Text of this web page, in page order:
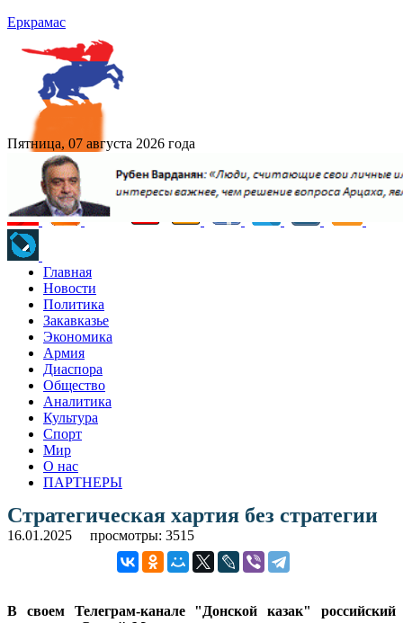
Еркрамас
Пятница, 07 августа 2026 года
Главная
Новости
Политика
Закавказье
Экономика
Армия
Диаспора
Общество
Аналитика
Культура
Спорт
Мир
О нас
ПАРТНЕРЫ
Стратегическая хартия без стратегии
16.01.2025 просмотры: 3515
В своем Телеграм-канале "Донской казак" российский